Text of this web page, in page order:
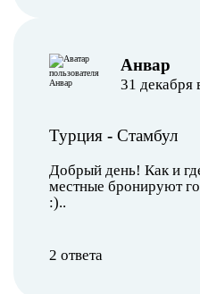
Анвар
31 декабря
Турция - Стамбул
Добрый день! Как и
местные бронируют
:)..
2 ответа